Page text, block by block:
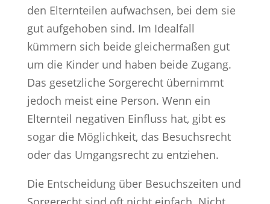
den Elternteilen aufwachsen, bei dem sie
gut aufgehoben sind. Im Idealfall
kümmern sich beide gleichermaßen gut
um die Kinder und haben beide Zugang.
Das gesetzliche Sorgerecht übernimmt
jedoch meist eine Person. Wenn ein
Elternteil negativen Einfluss hat, gibt es
sogar die Möglichkeit, das Besuchsrecht
oder das Umgangsrecht zu entziehen.
Die Entscheidung über Besuchszeiten und